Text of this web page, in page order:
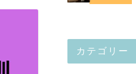
カテゴリー